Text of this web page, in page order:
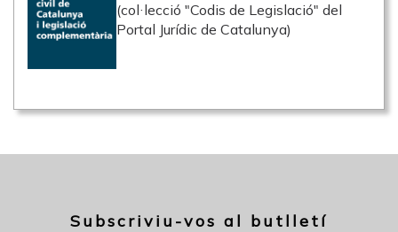
(col·lecció "Codis de Legislació" del
Portal Jurídic de Catalunya)
Subscriviu-vos al butlletí